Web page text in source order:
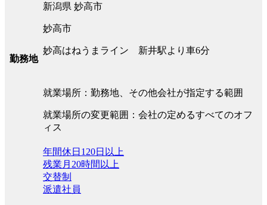
勤務地
新潟県 妙高市
妙高市
妙高はねうまライン 新井駅より車6分
就業場所：勤務地、その他会社が指定する範囲
就業場所の変更範囲：会社の定めるすべてのオフ
ィス
年間休日120日以上
残業月20時間以上
交替制
派遣社員